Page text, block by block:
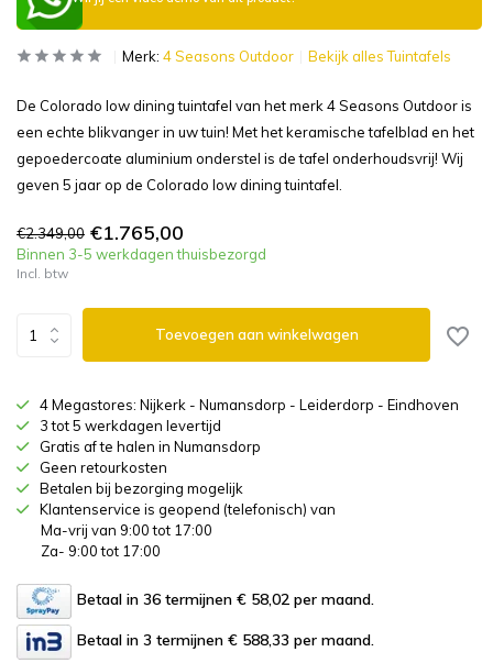
Merk: 4 Seasons Outdoor Bekijk alles Tuintafels
De Colorado low dining tuintafel van het merk 4 Seasons Outdoor is
een echte blikvanger in uw tuin! Met het keramische tafelblad en het
gepoedercoate aluminium onderstel is de tafel onderhoudsvrij! Wij
geven 5 jaar op de Colorado low dining tuintafel.
€2.349,00 €1.765,00
Binnen 3-5 werkdagen thuisbezorgd
Incl. btw
Toevoegen aan winkelwagen
4 Megastores: Nijkerk - Numansdorp - Leiderdorp - Eindhoven
3 tot 5 werkdagen levertijd
Gratis af te halen in Numansdorp
Geen retourkosten
Betalen bij bezorging mogelijk
Klantenservice is geopend (telefonisch) van
Ma-vrij van 9:00 tot 17:00
Za- 9:00 tot 17:00
Betaal in 36 termijnen € 58,02 per maand.
Betaal in 3 termijnen € 588,33 per maand.